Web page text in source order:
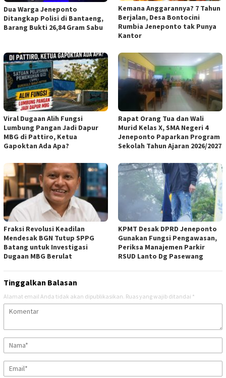
Dua Warga Jeneponto
Ditangkap Polisi di Bantaeng,
Barang Bukti 26,84 Gram Sabu
Kemana Anggarannya? 7 Tahun
Berjalan, Desa Bontocini
Rumbia Jeneponto tak Punya
Kantor
Viral Dugaan Alih Fungsi
Lumbung Pangan Jadi Dapur
MBG di Pattiro, Ketua
Gapoktan Ada Apa?
Rapat Orang Tua dan Wali
Murid Kelas X, SMA Negeri 4
Jeneponto Paparkan Program
Sekolah Tahun Ajaran 2026/2027
Fraksi Revolusi Keadilan
Mendesak BGN Tutup SPPG
Batang untuk Investigasi
Dugaan MBG Berulat
KPMT Desak DPRD Jeneponto
Gunakan Fungsi Pengawasan,
Periksa Manajemen Parkir
RSUD Lanto Dg Pasewang
Tinggalkan Balasan
Alamat email Anda tidak akan dipublikasikan. Ruas yang wajib ditandai *